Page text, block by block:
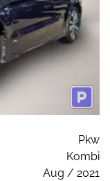
Pkw
Kombi
Aug / 2021